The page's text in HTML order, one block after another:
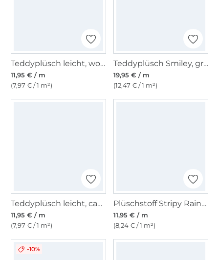
Teddyplüsch leicht, wollweiß
11,95 € / m
(7,97 € / 1 m²)
Teddyplüsch Smiley, grün
19,95 € / m
(12,47 € / 1 m²)
Teddyplüsch leicht, camel
11,95 € / m
(7,97 € / 1 m²)
Plüschstoff Stripy Rainbow, multicolor
11,95 € / m
(8,24 € / 1 m²)
-10%